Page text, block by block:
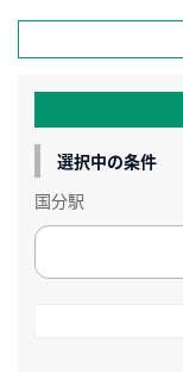
選択中の条件
国分駅